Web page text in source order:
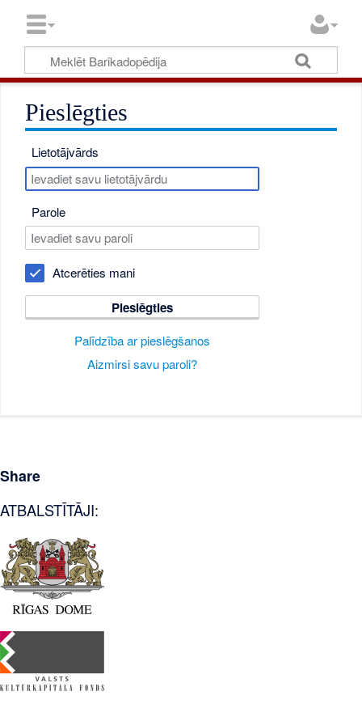
Pieslēgties
Lietotājvārds
Parole
Atcerēties mani
Pieslēgties
Palīdzība ar pieslēgšanos
Aizmirsi savu paroli?
Share
ATBALSTĪTĀJI: